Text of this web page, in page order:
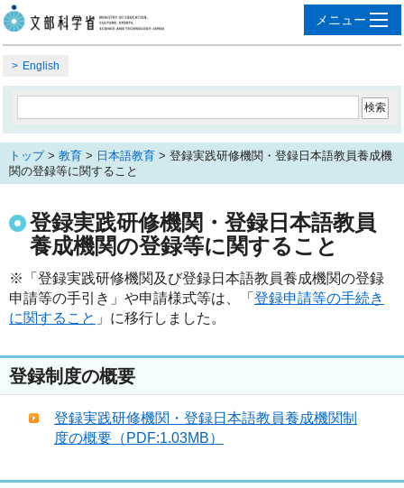
English
トップ> 教育 > 日本語教育 > 登録実践研修機関・登録日本語教員養成機
関の登録等に関すること
登録実践研修機関・登録日本語教員
養成機関の登録等に関すること
※「登録実践研修機関及び登録日本語教員養成機関の登録
申請等の手引き」や申請様式等は、「 登録申請等の手続き
に関すること 」に移行しました。
登録制度の概要
登録実践研修機関・登録日本語教員養成機関制
度の概要（PDF:1.03MB）